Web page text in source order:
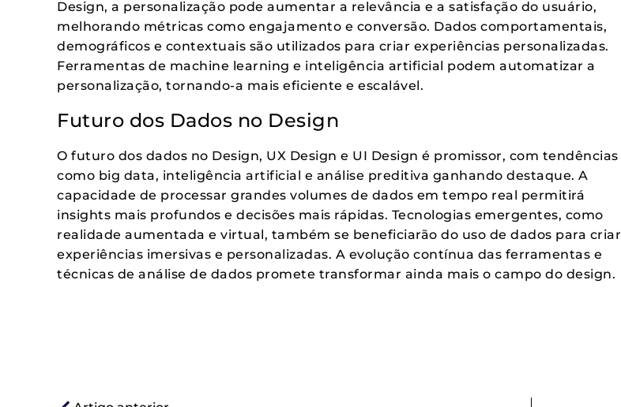
Design, a personalização pode aumentar a relevância e a satisfação do usuário,
melhorando métricas como engajamento e conversão. Dados comportamentais,
demográficos e contextuais são utilizados para criar experiências personalizadas.
Ferramentas de machine learning e inteligência artificial podem automatizar a
personalização, tornando-a mais eficiente e escalável.
Futuro dos Dados no Design
O futuro dos dados no Design, UX Design e UI Design é promissor, com tendências
como big data, inteligência artificial e análise preditiva ganhando destaque. A
capacidade de processar grandes volumes de dados em tempo real permitirá
insights mais profundos e decisões mais rápidas. Tecnologias emergentes, como
realidade aumentada e virtual, também se beneficiarão do uso de dados para criar
experiências imersivas e personalizadas. A evolução contínua das ferramentas e
técnicas de análise de dados promete transformar ainda mais o campo do design.